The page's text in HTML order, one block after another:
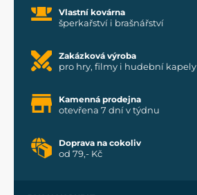
Vlastní kovárna
šperkařství i brašnářství
Zakázková výroba
pro hry, filmy i hudební kapely
Kamenná prodejna
otevřena 7 dní v týdnu
Doprava na cokoliv
od 79,- Kč